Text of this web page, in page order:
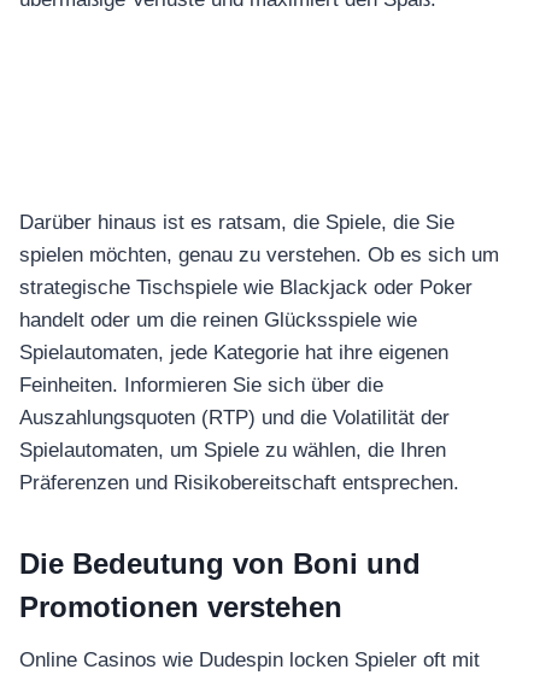
Darüber hinaus ist es ratsam, die Spiele, die Sie
spielen möchten, genau zu verstehen. Ob es sich um
strategische Tischspiele wie Blackjack oder Poker
handelt oder um die reinen Glücksspiele wie
Spielautomaten, jede Kategorie hat ihre eigenen
Feinheiten. Informieren Sie sich über die
Auszahlungsquoten (RTP) und die Volatilität der
Spielautomaten, um Spiele zu wählen, die Ihren
Präferenzen und Risikobereitschaft entsprechen.
Die Bedeutung von Boni und
Promotionen verstehen
Online Casinos wie Dudespin locken Spieler oft mit